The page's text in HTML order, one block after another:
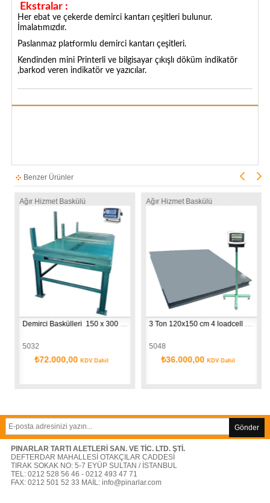
Ekstralar :
Her ebat ve çekerde demirci kantarı çeşitleri bulunur.
İmalatımızdır.
Paslanmaz platformlu demirci kantarı çeşitleri.
Kendinden mini Printerli ve bilgisayar çıkışlı döküm indikatör
,barkod veren indikatör ve yazıcılar.
Benzer Ürünler
Ağır Hizmet Baskülü
Demirci Baskülleri  150 x 300 cm (imalat)
5032
₺72.000,00KDV Dahil
Ağır Hizmet Baskülü
3 Ton 120x150 cm 4 loadcell baskül (imalat)
5048
₺36.000,00KDV Dahil
Gönder
PINARLAR TARTI ALETLERİ SAN. VE TİC. LTD. ŞTİ.
DEFTERDAR MAHALLESİ OTAKÇILAR CADDESİ
TIRAK SOKAK NO: 5-7 EYÜP SULTAN / İSTANBUL
TEL: 0212 528 56 46 - 0212 493 47 71
FAX: 0212 501 52 33 MAİL: info@pinarlar.com